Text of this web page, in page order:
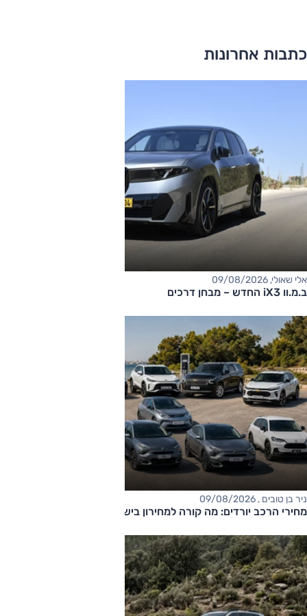
כתבות אחרונות
אלי שאולי, 09/08/2026
ב.מ.וו iX3 החדש – מבחן דרכים
ניר בן טובים , 09/08/2026
מחירי הרכב יורדים: מה קורה למחירון בישראל?